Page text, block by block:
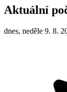
Aktuální
dnes, neděle 9. 8.